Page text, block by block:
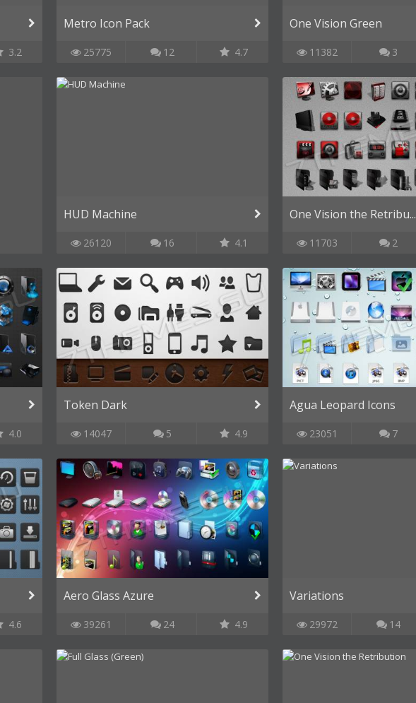
3.2
Metro Icon Pack
25775 12 4.7
One Vision Green
11382 3
HUD Machine
26120 16 4.1
One Vision the Retribu...
11703 2
4.0
Token Dark
14047 5 4.9
Agua Leopard Icons
23051 7
4.6
Aero Glass Azure
39261 24 4.9
Variations
29972 14